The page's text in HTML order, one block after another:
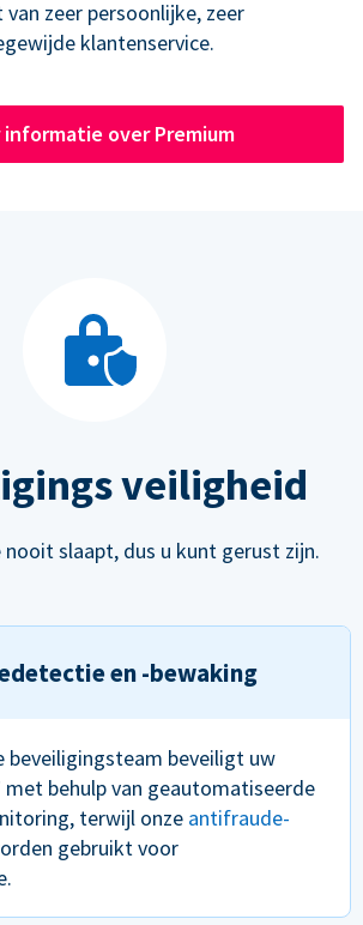
van zeer persoonlijke, zeer
klantenservice.
informatie over Premium
veiligheid
nooit slaapt, dus u kunt gerust zijn.
en -bewaking
beveiligingsteam beveiligt uw
met behulp van geautomatiseerde
terwijl onze antifraude-
gebruikt voor